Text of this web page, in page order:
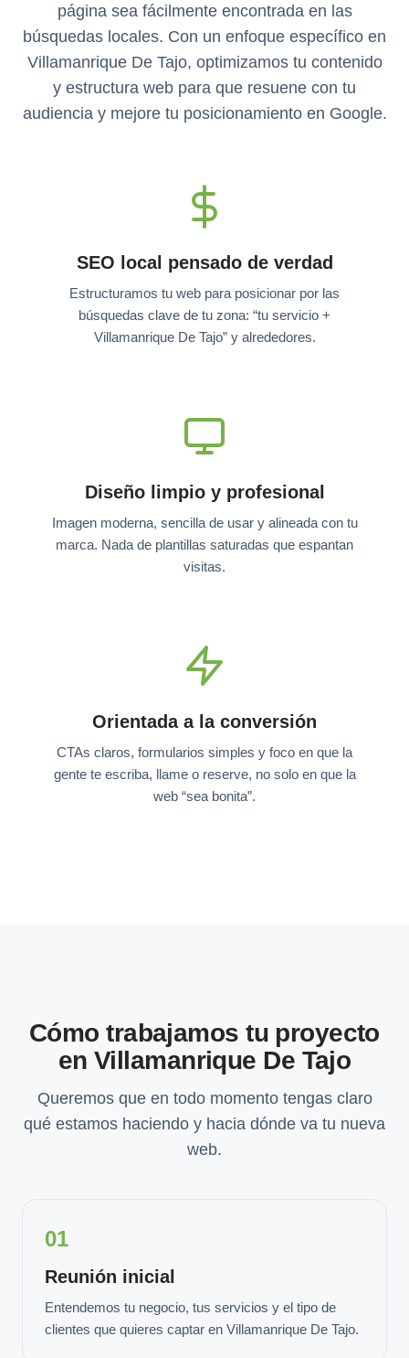
página sea fácilmente encontrada en las
búsquedas locales. Con un enfoque específico en
Villamanrique De Tajo, optimizamos tu contenido
y estructura web para que resuene con tu
audiencia y mejore tu posicionamiento en Google.
SEO local pensado de verdad
Estructuramos tu web para posicionar por las
búsquedas clave de tu zona: “tu servicio +
Villamanrique De Tajo” y alrededores.
Diseño limpio y profesional
Imagen moderna, sencilla de usar y alineada con tu
marca. Nada de plantillas saturadas que espantan
visitas.
Orientada a la conversión
CTAs claros, formularios simples y foco en que la
gente te escriba, llame o reserve, no solo en que la
web “sea bonita”.
Cómo trabajamos tu proyecto
en Villamanrique De Tajo
Queremos que en todo momento tengas claro
qué estamos haciendo y hacia dónde va tu nueva
web.
01
Reunión inicial
Entendemos tu negocio, tus servicios y el tipo de
clientes que quieres captar en Villamanrique De Tajo.